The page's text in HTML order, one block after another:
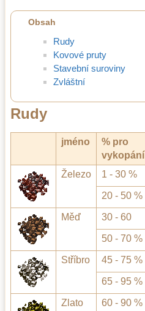
Obsah
Rudy
Kovové pruty
Stavební suroviny
Zvláštní
Rudy
jméno
% pro
vykopání
Železo
1 - 30 %
20 - 50 %
Měď 30 - 60
50 - 70 %
Stříbro 45 - 75 %
65 - 95 %
Zlato 60 - 90 %